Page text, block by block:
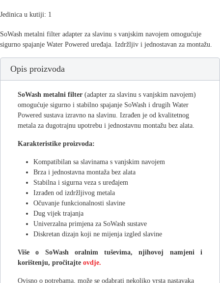
Jedinica u kutiji: 1
SoWash metalni filter adapter za slavinu s vanjskim navojem omogućuje
sigurno spajanje Water Powered uređaja. Izdržljiv i jednostavan za montažu.
Opis proizvoda
SoWash metalni filter (adapter za slavinu s vanjskim navojem)
omogućuje sigurno i stabilno spajanje SoWash i drugih Water
Powered sustava izravno na slavinu. Izrađen je od kvalitetnog
metala za dugotrajnu upotrebu i jednostavnu montažu bez alata.
Karakteristike proizvoda:
Kompatibilan sa slavinama s vanjskim navojem
Brza i jednostavna montaža bez alata
Stabilna i sigurna veza s uređajem
Izrađen od izdržljivog metala
Očuvanje funkcionalnosti slavine
Dug vijek trajanja
Univerzalna primjena za SoWash sustave
Diskretan dizajn koji ne mijenja izgled slavine
Više o SoWash oralnim tuševima, njihovoj namjeni i
korištenju, pročitajte ovdje.
Ovisno o potrebama, može se odabrati nekoliko vrsta nastavaka